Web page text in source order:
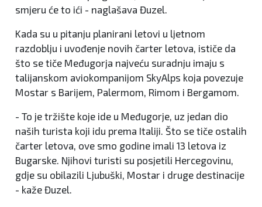
smjeru će to ići - naglašava Đuzel.
Kada su u pitanju planirani letovi u ljetnom
razdoblju i uvođenje novih čarter letova, ističe da
što se tiče Međugorja najveću suradnju imaju s
talijanskom aviokompanijom SkyAlps koja povezuje
Mostar s Barijem, Palermom, Rimom i Bergamom.
- To je tržište koje ide u Međugorje, uz jedan dio
naših turista koji idu prema Italiji. Što se tiče ostalih
čarter letova, ove smo godine imali 13 letova iz
Bugarske. Njihovi turisti su posjetili Hercegovinu,
gdje su obilazili Ljubuški, Mostar i druge destinacije
- kaže Đuzel.